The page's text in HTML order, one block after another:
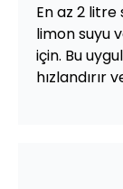
En az 2 litre
limon suyu
için. Bu
hızlandırır